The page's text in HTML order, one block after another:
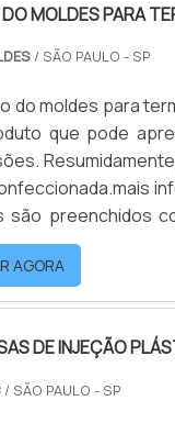
MOLDES PARA
/ SÃO PAULO - SP
do moldes para
que pode
são preenchidos
exatas do
é removida do
AGORA
DE INJEÇÃO
/ SÃO PAULO - SP